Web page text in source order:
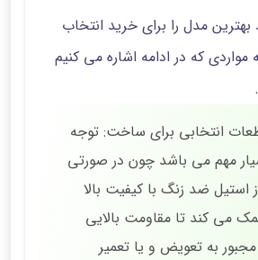
بهترین مدل را برای خرید انتخاب
مواردی که در ادامه اشاره می کنیم
انتخابی برای ساخت: توجه
مهم می باشد چون در صورتی
استیل ضد زنگ با کیفیت بالا
می کند تا مقاومت بالایی
به تعویض و یا تعمیر